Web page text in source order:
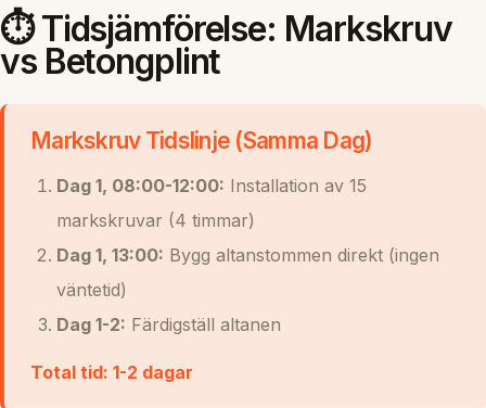
⏱️ Tidsjämförelse: Markskruv
vs Betongplint
Markskruv Tidslinje (Samma Dag)
Dag 1, 08:00-12:00: Installation av 15
markskruvar (4 timmar)
Dag 1, 13:00: Bygg altanstommen direkt (ingen
väntetid)
Dag 1-2: Färdigställ altanen
Total tid: 1-2 dagar